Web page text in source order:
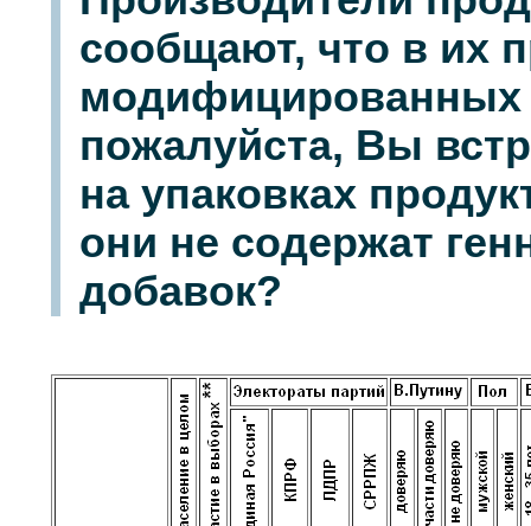
сообщают, что в их
модифицированных
пожалуйста, Вы
на упаковках
они не содержат
добавок?